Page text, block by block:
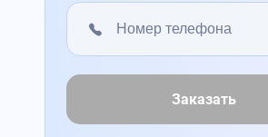
Заказать